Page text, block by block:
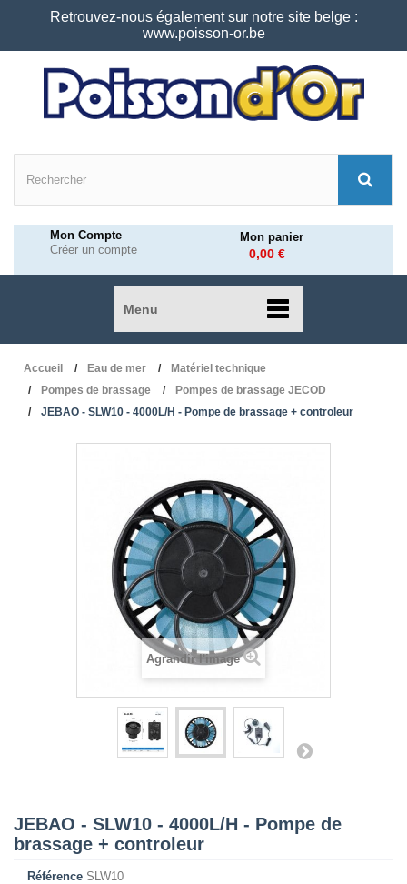
Retrouvez-nous également sur notre site belge :
www.poisson-or.be
Mon Compte
Créer un compte
Mon panier
0,00 €
Menu
Accueil Eau de mer
Matériel technique
Pompes de brassage
Pompes de brassage JECOD
JEBAO - SLW10 - 4000L/H - Pompe de brassage + controleur
Agrandir l'image
JEBAO - SLW10 - 4000L/H - Pompe de
brassage + controleur
Référence SLW10